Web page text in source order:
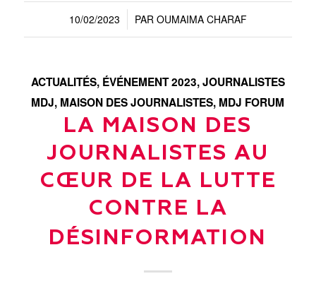
10/02/2023
/ PAR OUMAIMA CHARAF
ACTUALITÉS, ÉVÉNEMENT 2023,JOURNALISTES
MDJ, MAISON DES JOURNALISTES, MDJ FORUM
LA MAISON DES
JOURNALISTES AU
CŒUR DE LA LUTTE
CONTRE LA
DÉSINFORMATION